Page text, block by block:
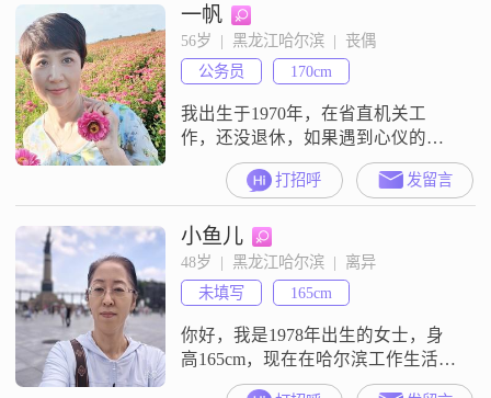
有耐心也包容，责任感强，随和容
易相处，也觉得两个人相处相互尊
重很重要##3002##生活里我会平衡
工作与生活，空闲的时候喜欢登山
徒步，也爱做菜烹
一帆
56岁  |  黑龙江哈尔滨  |  丧偶
公务员
170cm
我出生于1970年，在省直机关工
作，还没退休，如果遇到心仪的
他，也可以选择退休去过向往的生
活。我希望找一个喜欢做饭，做饭
好吃的男人，然后我负责搞卫生，
因为我是个爱干净的人。我不是个
物质女人，你有多少钱我不惦记，
我的工资足够我生活。男人都希望
找一个温柔的女人，但温柔的女人
是靠男人滋养出来的，你有足够的
担当，对女人有足够的
打招呼 发留言
小鱼儿
48岁  |  黑龙江哈尔滨  |  离异
未填写
165cm
你好，我是1978年出生的女士，身
高165cm，现在在哈尔滨工作生活
##3002##我的学历是大专，目前的